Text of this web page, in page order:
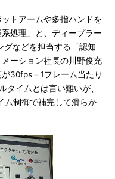
トアームや多指ハンドを
処理」と、ディープラー
グなどを担当する「認知
ーション社長の川野俊充
30fps＝1フレーム当たり
タイムとは言い難いが、
ム制御で補完して滑らか